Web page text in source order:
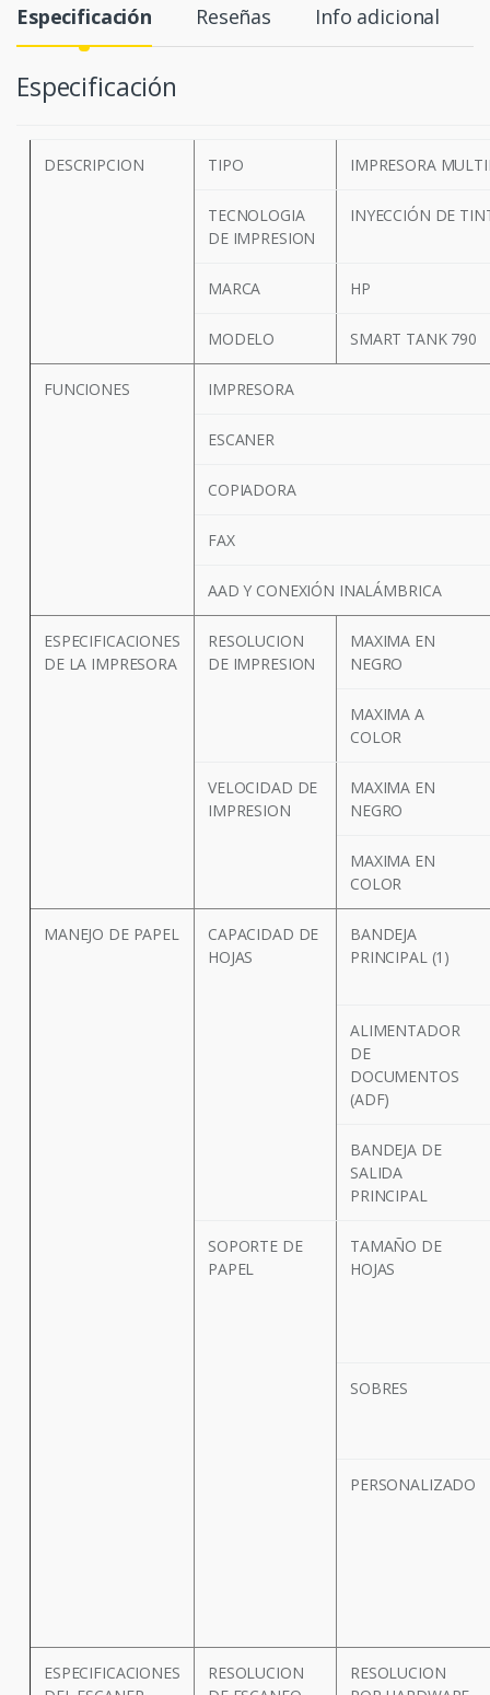
Especificación Reseñas Info adicional
Especificación
DESCRIPCION TIPO IMPRESORA
TECNOLOGIA
DE IMPRESION
INYECCIÓN DE
MARCA HP
MODELO SMART TANK 790
FUNCIONES IMPRESORA
ESCANER
COPIADORA
FAX
AAD Y CONEXIÓN INALÁMBRICA
ESPECIFICACIONES
DE LA IMPRESORA
RESOLUCION
DE IMPRESION
MAXIMA EN
NEGRO
MAXIMA A
COLOR
VELOCIDAD DE
IMPRESION
MAXIMA EN
NEGRO
MAXIMA EN
COLOR
MANEJO DE PAPEL
CAPACIDAD DE
HOJAS
BANDEJA
PRINCIPAL (1)
ALIMENTADOR
DE
DOCUMENTOS
(ADF)
BANDEJA DE
SALIDA
PRINCIPAL
SOPORTE DE
PAPEL
TAMAÑO DE
HOJAS
SOBRES
PERSONALIZADO
ESPECIFICACIONES
RESOLUCION
RESOLUCION